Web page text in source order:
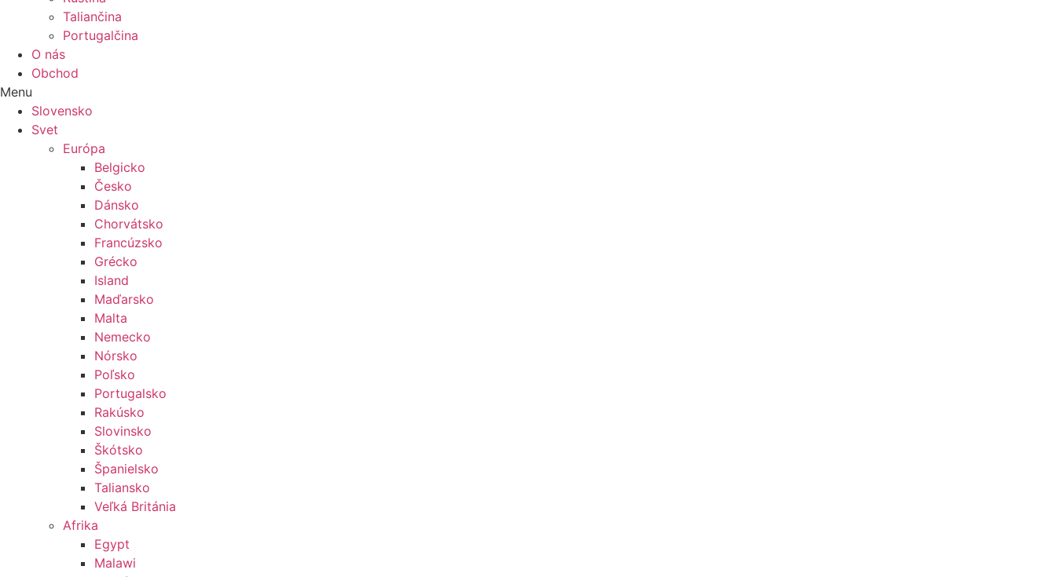
Taliančina
Portugalčina
O nás
Obchod
Menu
Slovensko
Svet
Európa
Belgicko
Česko
Dánsko
Chorvátsko
Francúzsko
Grécko
Island
Maďarsko
Malta
Nemecko
Nórsko
Poľsko
Portugalsko
Rakúsko
Slovinsko
Škótsko
Španielsko
Taliansko
Veľká Británia
Afrika
Egypt
Malawi